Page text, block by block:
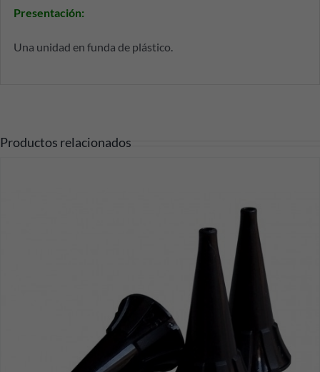
Presentación:
Una unidad en funda de plástico.
Productos relacionados